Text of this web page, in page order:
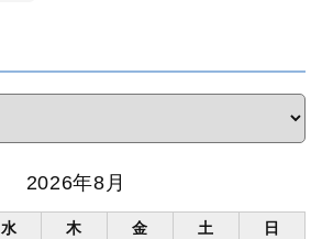
2026年8月
水 木 金 土
日